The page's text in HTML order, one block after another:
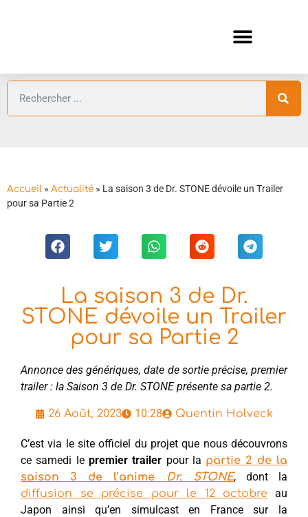
Accueil » Actualité » La saison 3 de Dr. STONE dévoile un Trailer
pour sa Partie 2
La saison 3 de Dr.
STONE dévoile un Trailer
pour sa Partie 2
Annonce des génériques, date de sortie précise, premier
trailer : la Saison 3 de Dr. STONE présente sa partie 2.
26 Août, 2023 10:28 Quentin Holveck
C’est via le site officiel du projet que nous découvrons
ce samedi le premier trailer pour la partie 2 de la
saison 3 de l’anime Dr. STONE, dont la
diffusion se précise pour le 12 octobre au
Japon ainsi qu’en simulcast en France sur la